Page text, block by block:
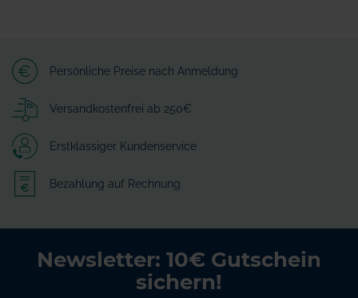
Persönliche Preise nach Anmeldung
Versandkostenfrei ab 250€
Erstklassiger Kundenservice
Bezahlung auf Rechnung
Newsletter: 10€ Gutschein
sichern!